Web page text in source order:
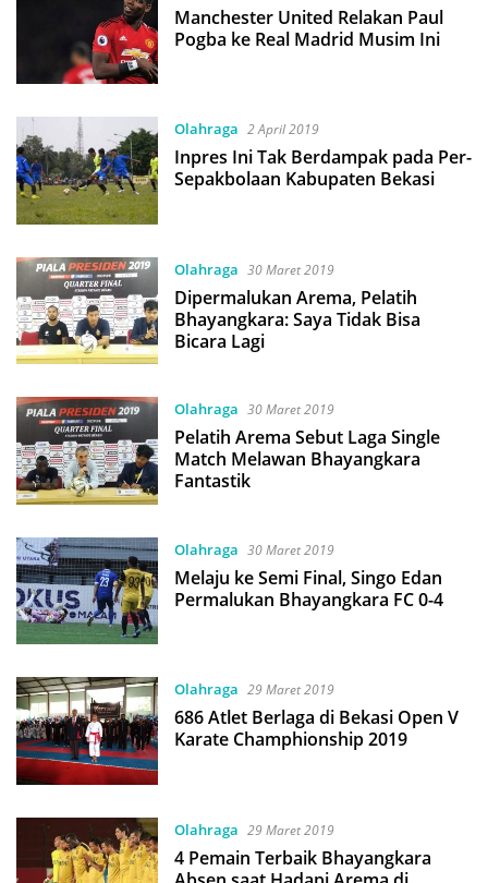
Manchester United Relakan Paul
Pogba ke Real Madrid Musim Ini
Olahraga 2 April 2019
Inpres Ini Tak Berdampak pada Per-
Sepakbolaan Kabupaten Bekasi
Olahraga 30 Maret 2019
Dipermalukan Arema, Pelatih
Bhayangkara: Saya Tidak Bisa
Bicara Lagi
Olahraga 30 Maret 2019
Pelatih Arema Sebut Laga Single
Match Melawan Bhayangkara
Fantastik
Olahraga 30 Maret 2019
Melaju ke Semi Final, Singo Edan
Permalukan Bhayangkara FC 0-4
Olahraga 29 Maret 2019
686 Atlet Berlaga di Bekasi Open V
Karate Champhionship 2019
Olahraga 29 Maret 2019
4 Pemain Terbaik Bhayangkara